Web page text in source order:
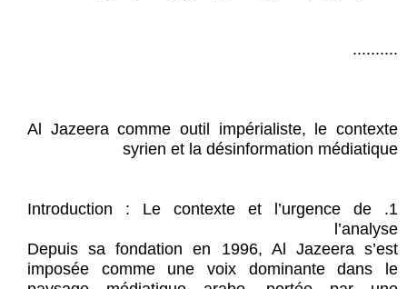
..........
Al Jazeera comme outil impérialiste, le contexte
syrien et la désinformation médiatique
1. Introduction : Le contexte et l’urgence de
l’analyse
Depuis sa fondation en 1996, Al Jazeera s’est
imposée comme une voix dominante dans le